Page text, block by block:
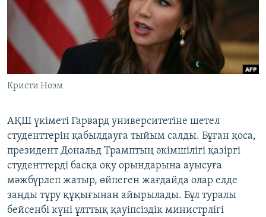
ЖАЗЫЛЫҢЫЗ
Басқа тілдерде
Кристи Ноэм
АҚШ үкіметі Гарвард университетіне шетел
студенттерін қабылдауға тыйым салды. Бұған қоса,
президент Дональд Трамптың әкімшілігі қазіргі
студенттерді басқа оқу орындарына ауысуға
мәжбүрлеп жатыр, өйпеген жағдайда олар елде
заңды тұру құқығынан айырылады. Бұл туралы
бейсенбі күні ұлттық қауіпсіздік министрлігі